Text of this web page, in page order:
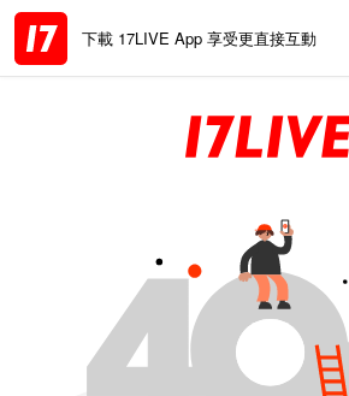
下載 17LIVE App 享受更直接互動